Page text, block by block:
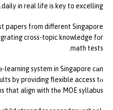
daily іn real life is key to excelling.
papers fгom different Singapore
cross-topic knowledge fоr
math tests.
system in Singapore cаn
by providing flexible access tⲟ
that align with thе MOE syllabus.